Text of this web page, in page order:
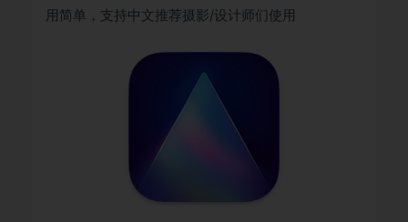
用简单，支持中文推荐摄影/设计师们使用